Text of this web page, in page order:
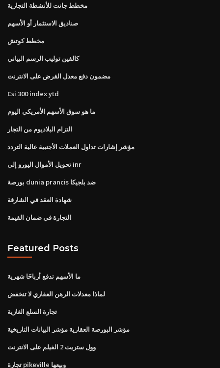
مخطط جانت للأنشطة التجارية
صناديق الاستثمار أو الأسهم
مخطط كوتش
كالفين توليب الرسم البياني
مضمون دفع معدل القرض على الانترنت
Csi 300 index ytd
ما هو سوق الأسهم الأمريكي اليوم
التزام البلاديوم من التجار
مؤشر إشارات تداول العملات الأجنبية عالية التردد
تحويل الأموال اليورو إلى inr
بورصة dunia prancis ضد بلجيكا
شهادة العقد في الشارقة
التجارة في ضمان القيمة
Featured Posts
ما الأسهم تدفع أرباحًا شهرية
لماذا معدلات الرهن العقاري لا تنخفض
تجارة السلع الغازية
مؤشر البورصة العقارية مؤشر البيانات التاريخية
وول ستريت 2 الفيلم على الانترنت
تجارة pikeville وبيعها